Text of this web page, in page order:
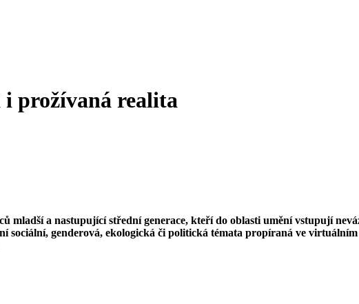
prožívaná realita
mladší a nastupující střední generace, kteří do oblasti umění vstupují
sociální, genderová, ekologická či politická témata propíraná ve